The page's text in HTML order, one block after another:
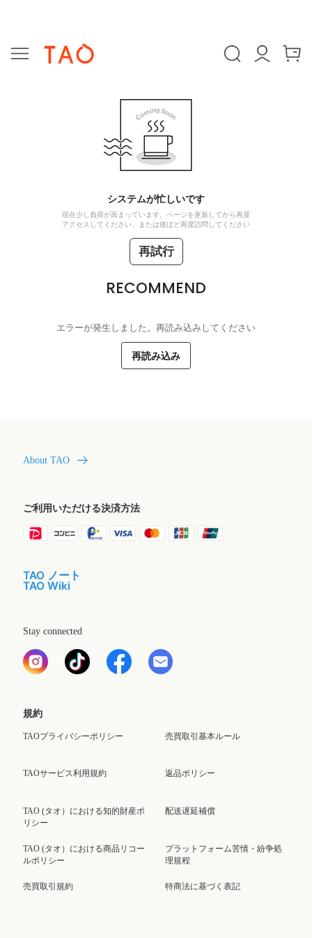
システムが忙しいです
現在少し負荷が高まっています。ページを更新してから再度
アクセスしてください、または後ほど再度訪問してください
再試行
RECOMMEND
エラーが発生しました。再読み込みしてください
再読み込み
About TAO
ご利用いただける決済方法
TAO ノート
TAO Wiki
Stay connected
規約
TAOプライバシーポリシー
TAOサービス利用規約
TAO (タオ）における知的財産ポ
リシー
TAO (タオ）における商品リコー
ルポリシー
売買取引規約
売買取引基本ルール
返品ポリシー
配送遅延補償
プラットフォーム苦情・紛争処
理規程
特商法に基づく表記